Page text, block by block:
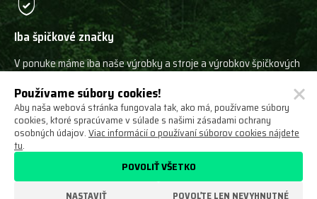
Iba špičkové značky
V ponuke máme iba naše výrobky a stroje a výrobkov špičkových
Ochrana osobných údajovObchodné podmienky
Odstúpenie od zmluvyO násNastavení cookies
Používame súbory cookies!
Aby naša webová stránka fungovala tak, ako má, používame súbory
cookies, ktoré spracúvame v súlade s našimi zásadami ochrany
osobných údajov.Viac informácií o používaní súborov cookies nájdete
tu.
NASTAVIŤ POVOĽTE LEN NEVYHNUTNÉ
POVOLIŤ VŠETKO